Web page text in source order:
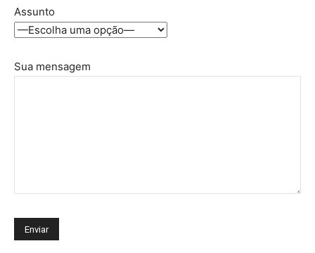
Assunto
Sua mensagem